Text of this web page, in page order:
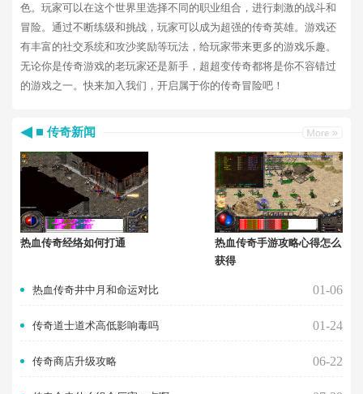
色。玩家可以在这个世界里选择不同的职业组合，进行刺激的战斗和
冒险。通过不断练级和挑战，玩家可以成为超强的传奇英雄。游戏还
有丰富的社交系统和攻沙奖励等玩法，给玩家带来更多的游戏乐趣。
无论你是传奇游戏的老玩家还是新手，超超变传奇都将是你不容错过
的游戏之一。快来加入我们，开启属于你的传奇冒险吧！
传奇新闻
热血传奇经络如何打通
热血传奇手游攻略心得怎么
获得
热血传奇井中月和命运对比 01-06
传奇道士道术高低影响毒吗 01-24
传奇商店升级攻略 06-22